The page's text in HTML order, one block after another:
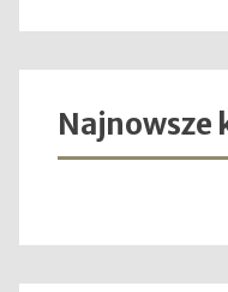
Najnowsze